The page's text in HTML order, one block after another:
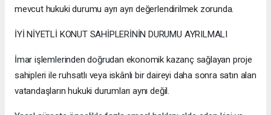
mevcut hukuki durumu ayrı ayrı değerlendirilmek zorunda.
İYİ NİYETLİ KONUT SAHİPLERİNİN DURUMU AYRILMALI
İmar işlemlerinden doğrudan ekonomik kazanç sağlayan proje
sahipleri ile ruhsatlı veya iskânlı bir daireyi daha sonra satın alan
vatandaşların hukuki durumları aynı değil.